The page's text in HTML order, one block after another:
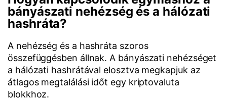
bányászati nehézség és a hálózati
hashráta?
A nehézség és a hashráta szoros
összefüggésben állnak. A bányászati nehézséget
a hálózati hashrátával elosztva megkapjuk az
átlagos megtalálási időt egy kriptovaluta
blokkhoz.